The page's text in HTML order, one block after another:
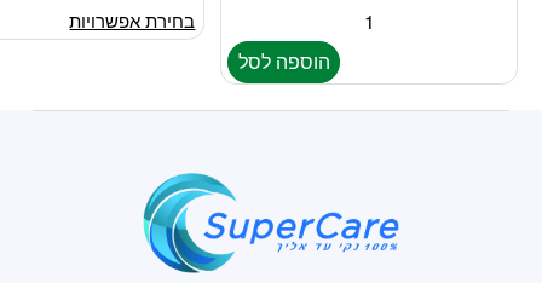
הוספה לסל
סוגים.
ניתן
את
המוצר
בחירת אפשרויות